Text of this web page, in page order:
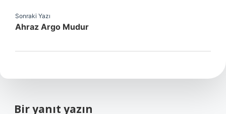
Sonraki Yazı
Ahraz Argo Mudur
Bir yanıt yazın